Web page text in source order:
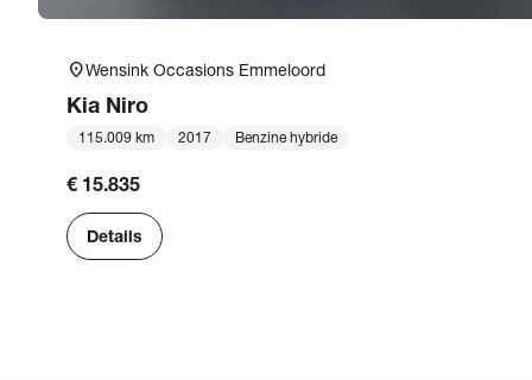
location_onWensink Occasions Emmeloord
Kia Niro
115.009 km 2017 Benzine hybride
€ 15.835
Details